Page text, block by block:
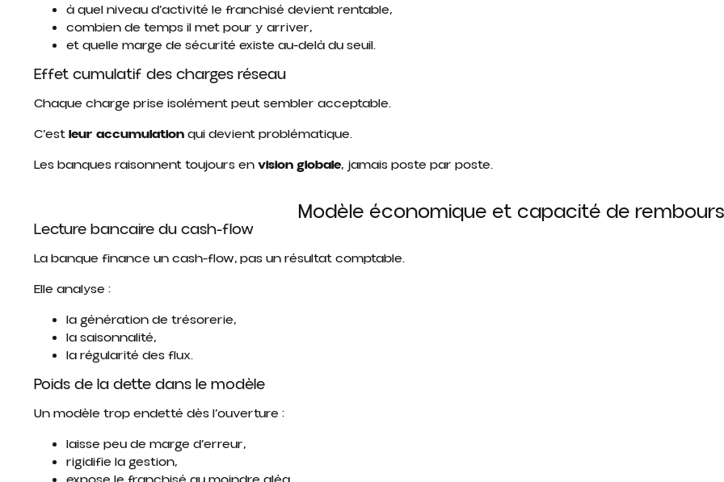
à quel niveau d’activité le franchisé devient rentable,
combien de temps il met pour y arriver,
et quelle marge de sécurité existe au-delà du seuil.
Effet cumulatif des charges réseau
Chaque charge prise isolément peut sembler acceptable.
C’estleur accumulationqui devient problématique.
Les banques raisonnent toujours envision globale, jamais poste par poste.
Modèle économique et capacité de
Lecture bancaire du cash-flow
La banque finance un cash-flow, pas un résultat comptable.
Elle analyse :
la génération de trésorerie,
la saisonnalité,
la régularité des flux.
Poids de la dette dans le modèle
Un modèle trop endetté dès l’ouverture :
laisse peu de marge d’erreur,
rigidifie la gestion,